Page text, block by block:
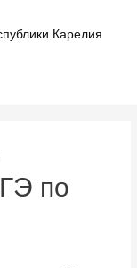
Карелия
по